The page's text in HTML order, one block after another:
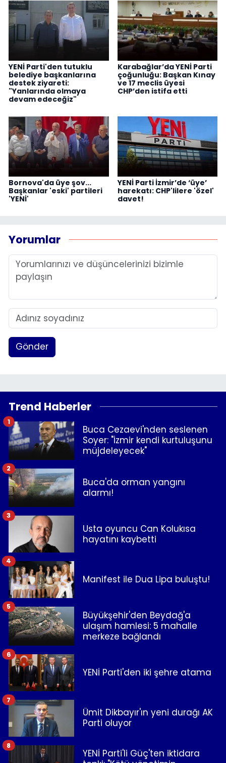
YENİ Parti'den tutuklu
belediye başkanlarına
destek ziyareti:
"Yanlarında olmaya
devam edeceğiz"
Karabağlar’da YENİ Parti
çoğunluğu: Başkan Kınay
ve 17 meclis üyesi
CHP’den istifa etti
Bornova'da üye şov...
Başkanlar 'eski' partileri
'YENİ'
YENİ Parti İzmir’de ‘üye’
harekatı: CHP'lilere 'özel'
davet!
Yorumlar
Gönder
Trend Haberler
Buca Cezaevi'nden seslenen
Soyer: "İzmir kendi kurtuluşunu
müjdeleyecek"
1
Buca'da orman yangını
alarmı!
2
Usta oyuncu Can Kolukısa
hayatını kaybetti
3
Manifest ile Dua Lipa buluştu!
4
Büyükşehir'den Beydağ'a
ulaşım hamlesi: 5 mahalle
merkeze bağlandı
5
YENİ Parti'den iki şehre atama
6
Ümit Dikbayır'ın yeni durağı AK
Parti oluyor
7
YENİ Parti'li Güç'ten iktidara
8